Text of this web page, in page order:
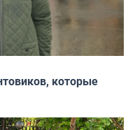
которые